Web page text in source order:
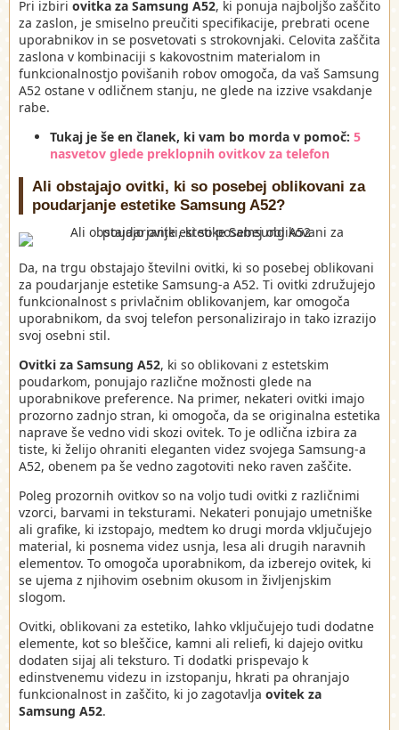
Pri izbiri ovitka za Samsung A52, ki ponuja najboljšo zaščito
za zaslon, je smiselno preučiti specifikacije, prebrati ocene
uporabnikov in se posvetovati s strokovnjaki. Celovita zaščita
zaslona v kombinaciji s kakovostnim materialom in
funkcionalnostjo povišanih robov omogoča, da vaš Samsung
A52 ostane v odličnem stanju, ne glede na izzive vsakdanje
rabe.
Tukaj je še en članek, ki vam bo morda v pomoč: 5
nasvetov glede preklopnih ovitkov za telefon
Ali obstajajo ovitki, ki so posebej oblikovani za
poudarjanje estetike Samsung A52?
Da, na trgu obstajajo številni ovitki, ki so posebej oblikovani
za poudarjanje estetike Samsung-a A52. Ti ovitki združujejo
funkcionalnost s privlačnim oblikovanjem, kar omogoča
uporabnikom, da svoj telefon personalizirajo in tako izrazijo
svoj osebni stil.
Ovitki za Samsung A52, ki so oblikovani z estetskim
poudarkom, ponujajo različne možnosti glede na
uporabnikove preference. Na primer, nekateri ovitki imajo
prozorno zadnjo stran, ki omogoča, da se originalna estetika
naprave še vedno vidi skozi ovitek. To je odlična izbira za
tiste, ki želijo ohraniti eleganten videz svojega Samsung-a
A52, obenem pa še vedno zagotoviti neko raven zaščite.
Poleg prozornih ovitkov so na voljo tudi ovitki z različnimi
vzorci, barvami in teksturami. Nekateri ponujajo umetniške
ali grafike, ki izstopajo, medtem ko drugi morda vključujejo
material, ki posnema videz usnja, lesa ali drugih naravnih
elementov. To omogoča uporabnikom, da izberejo ovitek, ki
se ujema z njihovim osebnim okusom in življenjskim
slogom.
Ovitki, oblikovani za estetiko, lahko vključujejo tudi dodatne
elemente, kot so bleščice, kamni ali reliefi, ki dajejo ovitku
dodaten sijaj ali teksturo. Ti dodatki prispevajo k
edinstvenemu videzu in izstopanju, hkrati pa ohranjajo
funkcionalnost in zaščito, ki jo zagotavlja ovitek za
Samsung A52.